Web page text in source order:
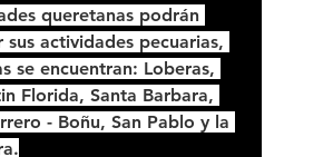
queretanas podrán
sus actividades pecuarias,
se encuentran: Loberas,
Florida, Santa Barbara,
- Boñu, San Pablo y la